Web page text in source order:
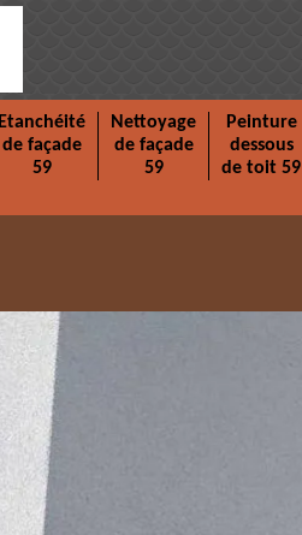
Etanchéité
de façade
59
Nettoyage
de façade
59
Peinture
dessous
de toit 59